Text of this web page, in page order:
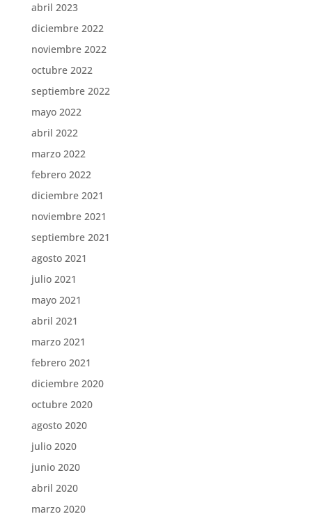
abril 2023
diciembre 2022
noviembre 2022
octubre 2022
septiembre 2022
mayo 2022
abril 2022
marzo 2022
febrero 2022
diciembre 2021
noviembre 2021
septiembre 2021
agosto 2021
julio 2021
mayo 2021
abril 2021
marzo 2021
febrero 2021
diciembre 2020
octubre 2020
agosto 2020
julio 2020
junio 2020
abril 2020
marzo 2020